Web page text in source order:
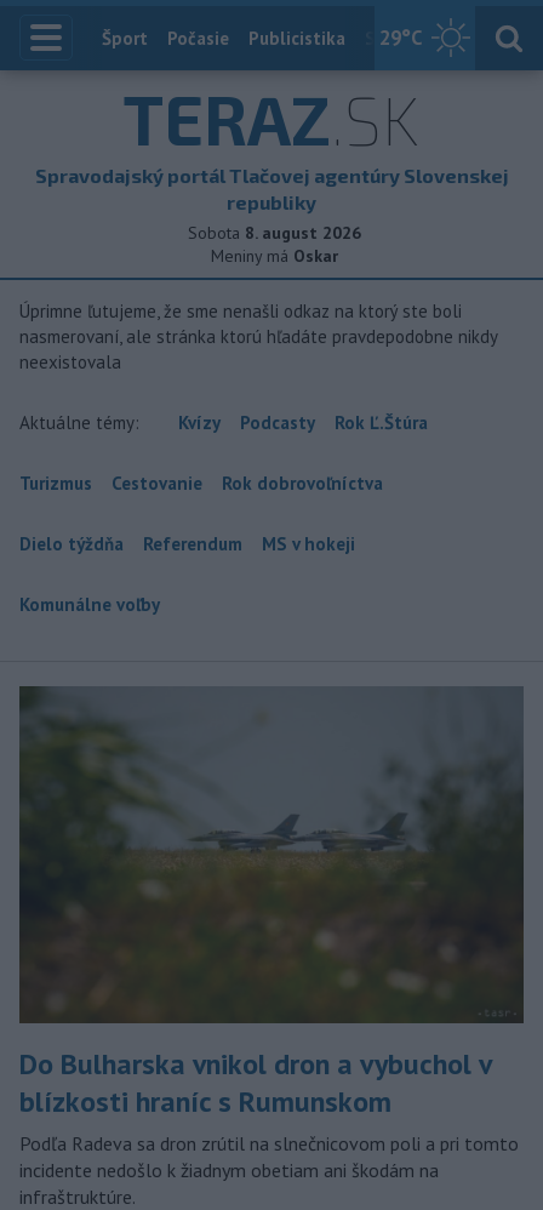
29°C
Index
Šport Počasie Publicistika Slovensko
TERAZ.SK
Spravodajský portál Tlačovej agentúry Slovenskej
republiky
Sobota 8. august 2026
Meniny má Oskar
Úprimne ľutujeme, že sme nenašli odkaz na ktorý ste boli
nasmerovaní, ale stránka ktorú hľadáte pravdepodobne nikdy
neexistovala
Aktuálne témy: Kvízy Podcasty Rok Ľ.Štúra
Turizmus Cestovanie Rok dobrovoľníctva
Dielo týždňa Referendum MS v hokeji
Komunálne voľby
Do Bulharska vnikol dron a vybuchol v
blízkosti hraníc s Rumunskom
Podľa Radeva sa dron zrútil na slnečnicovom poli a pri tomto
incidente nedošlo k žiadnym obetiam ani škodám na
infraštruktúre.